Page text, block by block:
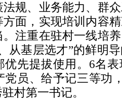
规、业务能力、群
面，实现培训内容
注重在驻村一线培
从基层选才”的鲜明
优先提拔使用。6名
党员、给予记三等功
村第一书记。